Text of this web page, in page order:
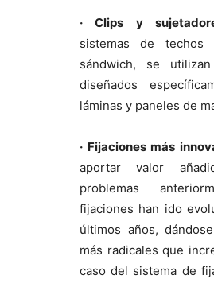
· Clips y
sistemas de techos
sándwich, se
diseñados
láminas y paneles de
· Fijaciones más
aportar valor
problemas
fijaciones han ido
últimos años,
más radicales que
caso del sistema de